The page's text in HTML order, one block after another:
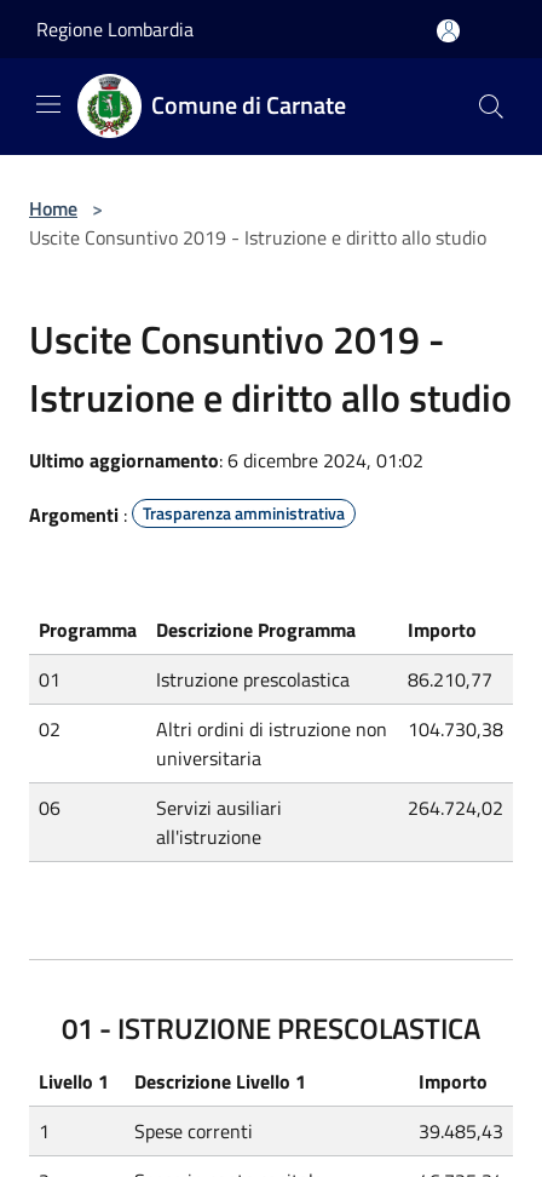
Regione Lombardia
Comune di Carnate
Home >
Uscite Consuntivo 2019 - Istruzione e diritto allo studio
Uscite Consuntivo 2019 -
Istruzione e diritto allo studio
Ultimo aggiornamento: 6 dicembre 2024, 01:02
Argomenti : Trasparenza amministrativa
Programma Descrizione Programma
Importo
01
Istruzione prescolastica
86.210,77
02
Altri ordini di istruzione non
universitaria
104.730,38
06
Servizi ausiliari
all'istruzione
264.724,02
01 - ISTRUZIONE PRESCOLASTICA
Livello 1 Descrizione Livello 1
Importo
1
Spese correnti
39.485,43